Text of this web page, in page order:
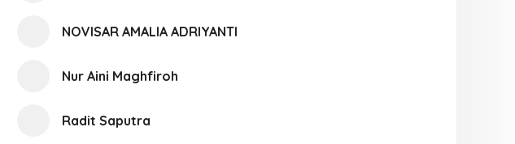
NOVISAR AMALIA ADRIYANTI
Nur Aini Maghfiroh
Radit Saputra